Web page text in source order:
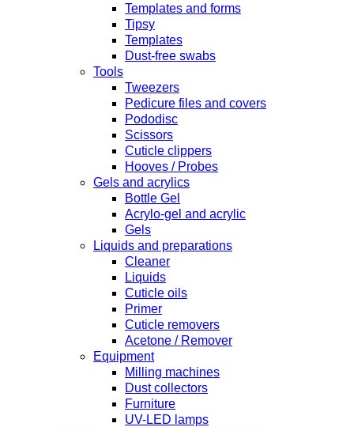
Templates and forms
Tipsy
Templates
Dust-free swabs
Tools
Tweezers
Pedicure files and covers
Pododisc
Scissors
Cuticle clippers
Hooves / Probes
Gels and acrylics
Bottle Gel
Acrylo-gel and acrylic
Gels
Liquids and preparations
Cleaner
Liquids
Cuticle oils
Primer
Cuticle removers
Acetone / Remover
Equipment
Milling machines
Dust collectors
Furniture
UV-LED lamps